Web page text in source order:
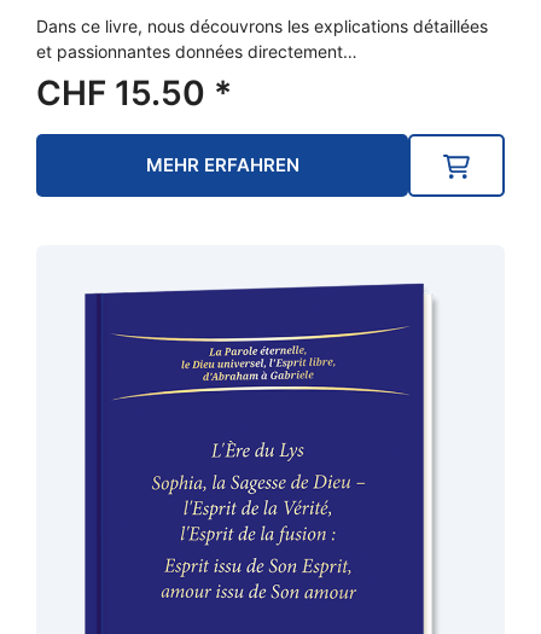
Dans ce livre, nous découvrons les explications détaillées
et passionnantes données directement…
CHF 15.50 *
MEHR ERFAHREN